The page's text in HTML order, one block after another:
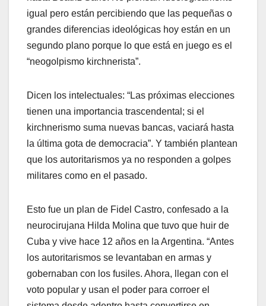
igual pero están percibiendo que las pequeñas o
grandes diferencias ideológicas hoy están en un
segundo plano porque lo que está en juego es el
“neogolpismo kirchnerista”.
Dicen los intelectuales: “Las próximas elecciones
tienen una importancia trascendental; si el
kirchnerismo suma nuevas bancas, vaciará hasta
la última gota de democracia”. Y también plantean
que los autoritarismos ya no responden a golpes
militares como en el pasado.
Esto fue un plan de Fidel Castro, confesado a la
neurocirujana Hilda Molina que tuvo que huir de
Cuba y vive hace 12 años en la Argentina. “Antes
los autoritarismos se levantaban en armas y
gobernaban con los fusiles. Ahora, llegan con el
voto popular y usan el poder para corroer el